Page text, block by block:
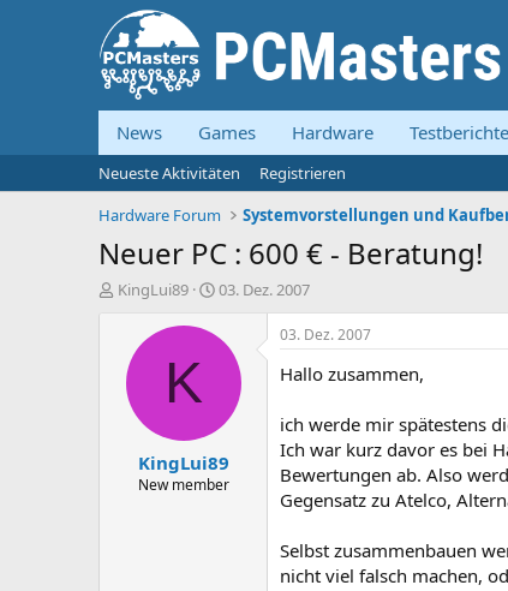
News Games Hardware Testberichte
Neueste Aktivitäten
Registrieren
Hardware Forum
Neuer PC : 600 € - Beratung!
E
KingLui89
E
s
a
m
03. Dez. 2007
K
KingLui89
New member
03. Dez. 2007
Hallo zusammen,
ich werde mir spätestens
Ich war kurz davor es bei
Bewertungen ab. Also
Gegensatz zu Atelco,
Selbst zusammenbauen
nicht viel falsch machen,